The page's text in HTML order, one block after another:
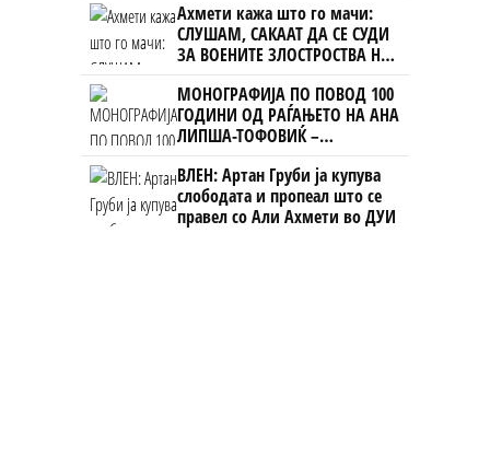
Ахмети кажа што го мачи:
СЛУШАМ, САКААТ ДА СЕ СУДИ
ЗА ВОЕНИТЕ ЗЛОСТРОСТВА НА
УЧК...
МОНОГРАФИЈА ПО ПОВОД 100
ГОДИНИ ОД РАЃАЊЕТО НА АНА
ЛИПША-ТОФОВИЌ –
уметницата која го започна
„Охридско лето“
ВЛЕН: Артан Груби ја купува
слободата и пропеал што се
правел со Али Ахмети во ДУИ